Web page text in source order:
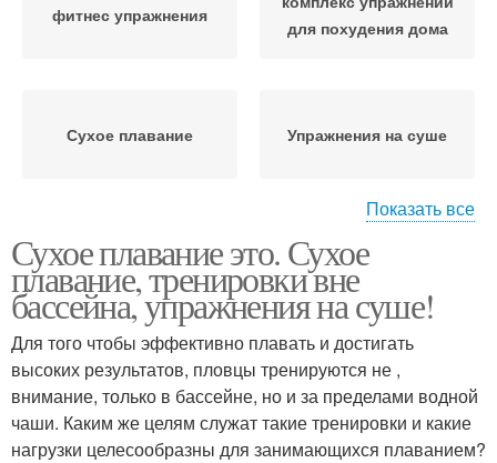
фитнес упражнения
для похудения дома
Сухое плавание Упражнения на суше
плавания
Упражнения для пловца
Резина для плавания
Упражнения для
плавания
Показать все
Сухое плавание это. Сухое
плавание, тренировки вне
бассейна, упражнения на суше!
Для того чтобы эффективно плавать и достигать
высоких результатов, пловцы тренируются не ,
внимание, только в бассейне, но и за пределами водной
чаши. Каким же целям служат такие тренировки и какие
нагрузки целесообразны для занимающихся плаванием?